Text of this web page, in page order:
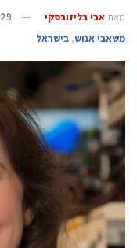
מאת אבי בליזובסקי
29 דצמבר 2021
משאבי אנוש, בישראל